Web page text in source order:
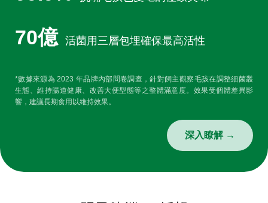
70億 活菌用三層包埋確保最高活性
*數據來源為 2023 年品牌內部問卷調查，針對飼主觀察毛孩在調整細菌叢
生態、維持腸道健康、改善大便型態等之整體滿意度。效果受個體差異影
響，建議長期食用以維持效果。
深入瞭解 →